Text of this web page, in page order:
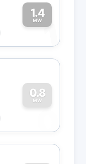
1.4
MW1
0.8
MW
0